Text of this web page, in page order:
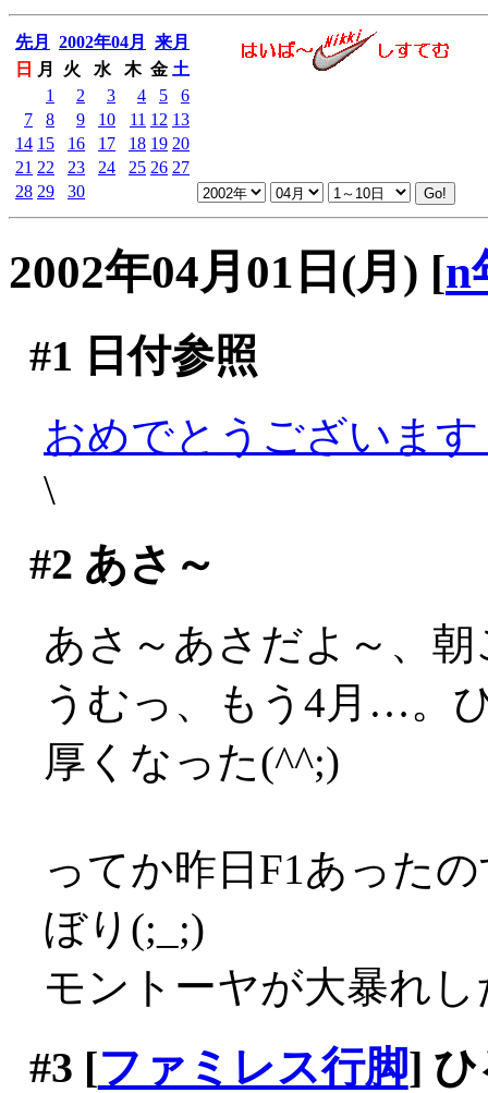
先月 2002年04月
来月
日
月 火 水 木 金 土
1
2 3 4 5
6
7
8 9 10 11 12 13
14 15 16 17 18 19 20
21 22 23 24 25 26 27
28 29 30
2002年04月01日(月) [n
#1 日付参照
おめでとうございま
\
#2 あさ～
あさ～あさだよ～、
うむっ、もう4月…。
厚くなった(^^;)
ってか昨日F1あった
ぼり(;_;)
モントーヤが大暴れ
#3 [ファミレス行脚]